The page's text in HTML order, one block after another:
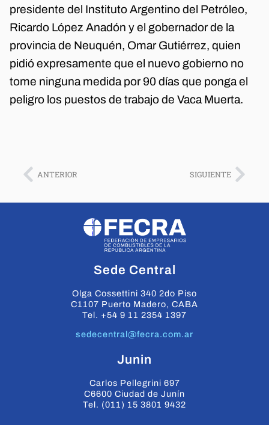
presidente del Instituto Argentino del Petróleo,
Ricardo López Anadón y el gobernador de la
provincia de Neuquén, Omar Gutiérrez, quien
pidió expresamente que el nuevo gobierno no
tome ninguna medida por 90 días que ponga el
peligro los puestos de trabajo de Vaca Muerta.
ANTERIOR SIGUIENTE
Sede Central
Olga Cossettini 340 2do Piso
C1107 Puerto Madero, CABA
Tel. +54 9 11 2354 1397
sedecentral@fecra.com.ar
Junin
Carlos Pellegrini 697
C6600 Ciudad de Junín
Tel. (011) 15 3801 9432